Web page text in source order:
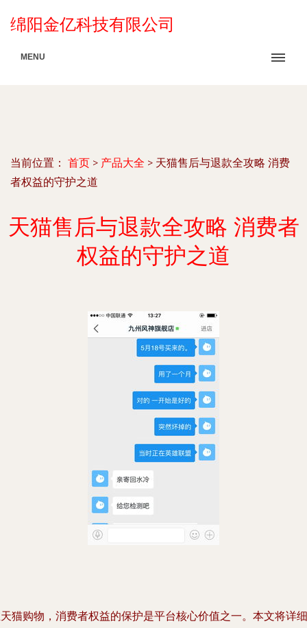
绵阳金亿科技有限公司
MENU
当前位置： 首页 > 产品大全 > 天猫售后与退款全攻略 消费
者权益的守护之道
天猫售后与退款全攻略 消费者
权益的守护之道
猫购物，消费者权益的保护是平台核心价值之一。本文将详细